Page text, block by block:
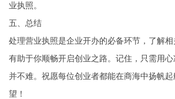
业执照。
五、总结
处理营业执照是企业开办的必备环节，了解相
有助于你顺畅开启创业之路。记住，只需用
并不难。祝愿每位创业者都能在商海中扬帆
望！